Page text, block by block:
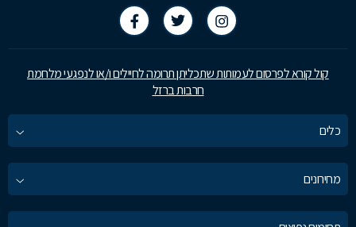
קול קורא לפרסום לעמותות שתכליתן תרומה לחיילים ו/או לנפגעי מלחמת
חרבות ברזל
כלים
מחירונים